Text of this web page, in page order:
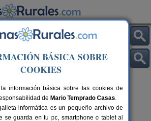
en Botija
BÁSICA SOBRE
COOKIES
información básica sobre las cookies de
de Mario Temprado Casas.
informática es un pequeño archivo de
se guarda en tu pc, smartphone o tablet al